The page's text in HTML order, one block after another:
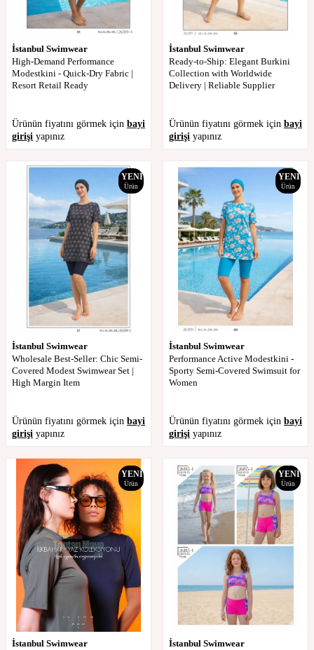
İstanbul Swimwear
High-Demand Performance
Modestkini - Quick-Dry Fabric |
Resort Retail Ready
Ürünün fiyatını görmek için bayi
girişi yapınız
İstanbul Swimwear
Ready-to-Ship: Elegant Burkini
Collection with Worldwide
Delivery | Reliable Supplier
Ürünün fiyatını görmek için bayi
girişi yapınız
YENI
Ürün
İstanbul Swimwear
Wholesale Best-Seller: Chic Semi-
Covered Modest Swimwear Set |
High Margin Item
Ürünün fiyatını görmek için bayi
girişi yapınız
YENI
Ürün
İstanbul Swimwear
Performance Active Modestkini -
Sporty Semi-Covered Swimsuit for
Women
Ürünün fiyatını görmek için bayi
girişi yapınız
YENI
Ürün
İstanbul Swimwear
YENI
Ürün
İstanbul Swimwear